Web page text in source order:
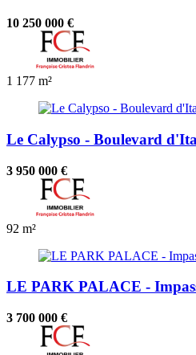
10 250 000 €
1 177 m²
Le Calypso - Boulevard
3 950 000 €
92 m²
LE PARK PALACE -
3 700 000 €